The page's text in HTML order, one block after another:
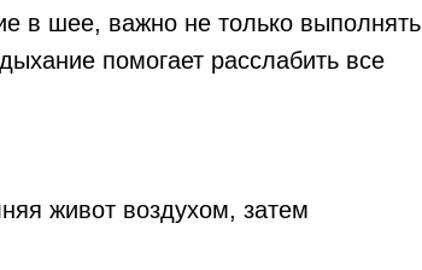
в шее, важно не только выполнять
помогает расслабить все
живот воздухом, затем